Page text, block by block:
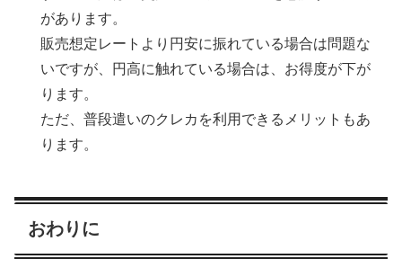
があります。
販売想定レートより円安に振れている場合は問題な
いですが、円高に触れている場合は、お得度が下が
ります。
ただ、普段遣いのクレカを利用できるメリットもあ
ります。
おわりに